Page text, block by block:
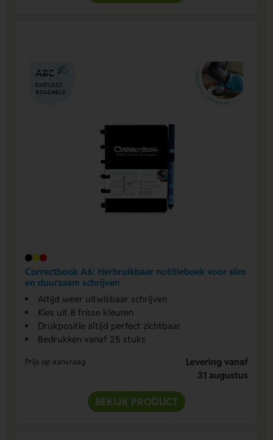
Correctbook A6: Herbruikbaar notitieboek voor slim
en duurzaam schrijven
Altijd weer uitwisbaar schrijven
Kies uit 8 frisse kleuren
Drukpositie altijd perfect zichtbaar
Bedrukken vanaf 25 stuks
Prijs op aanvraag
Levering vanaf
31 augustus
BEKIJK PRODUCT